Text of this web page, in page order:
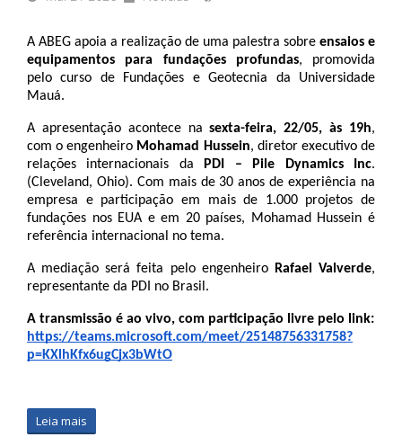
A ABEG apoia a realização de uma palestra sobre ensaios e
equipamentos para fundações profundas, promovida
pelo curso de Fundações e Geotecnia da Universidade
Mauá.
A apresentação acontece na sexta-feira, 22/05, às 19h,
com o engenheiro Mohamad Hussein, diretor executivo de
relações internacionais da
PDI – Pile Dynamics Inc.
(Cleveland, Ohio). Com mais de 30 anos de experiência na
empresa e participação em mais de 1.000 projetos de
fundações nos EUA e em 20 países, Mohamad Hussein é
referência internacional no tema.
A mediação será feita pelo engenheiro Rafael Valverde,
representante da PDI no Brasil.
A transmissão é ao vivo, com participação livre pelo link:
https://teams.microsoft.com/meet/25148756331758?
p=KXlhKfx6ugCjx3bWtO
Leia mais